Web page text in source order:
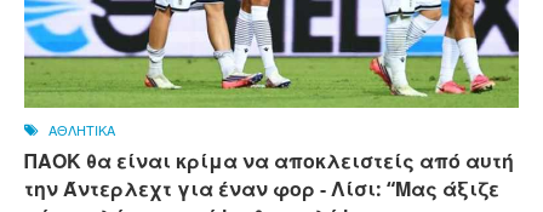
ΑΘΛΗΤΙΚΑ
ΠΑΟΚ θα είναι κρίμα να αποκλειστείς από αυτή
την Άντερλεχτ για έναν φορ - ​​Λίσι: “Μας άξιζε